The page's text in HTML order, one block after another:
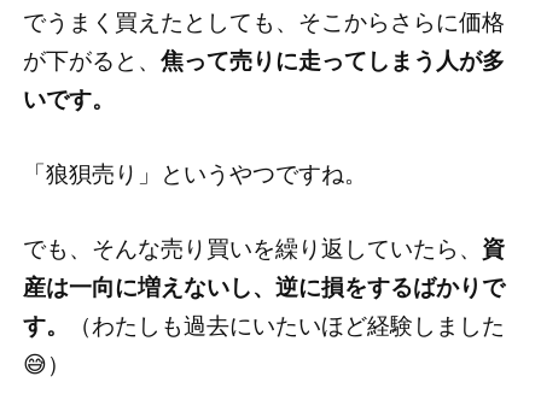
でうまく買えたとしても、そこからさらに価格
が下がると、 焦って売りに走ってしまう人が多
いです。
「狼狽売り」というやつですね。
でも、そんな売り買いを繰り返していたら、 資
産は一向に増えないし、逆に損をするばかりで
す。
（わたしも過去にいたいほど経験しました
😅）